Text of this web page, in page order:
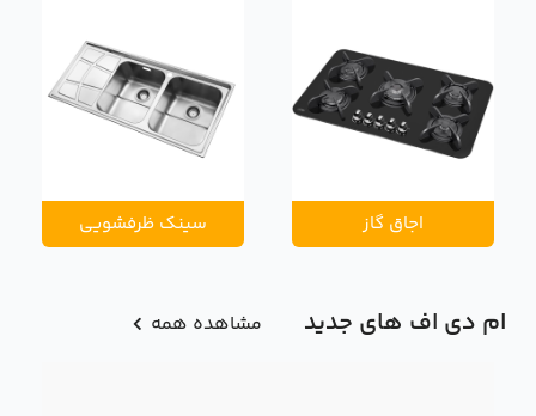
اجاق گاز سینک ظرفشویی
ام دی اف های جدید مشاهده همه